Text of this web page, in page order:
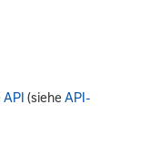
API (sieheAPI-